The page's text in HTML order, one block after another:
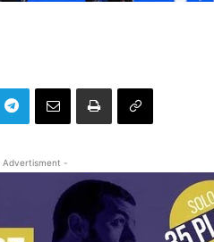
Advertisment -